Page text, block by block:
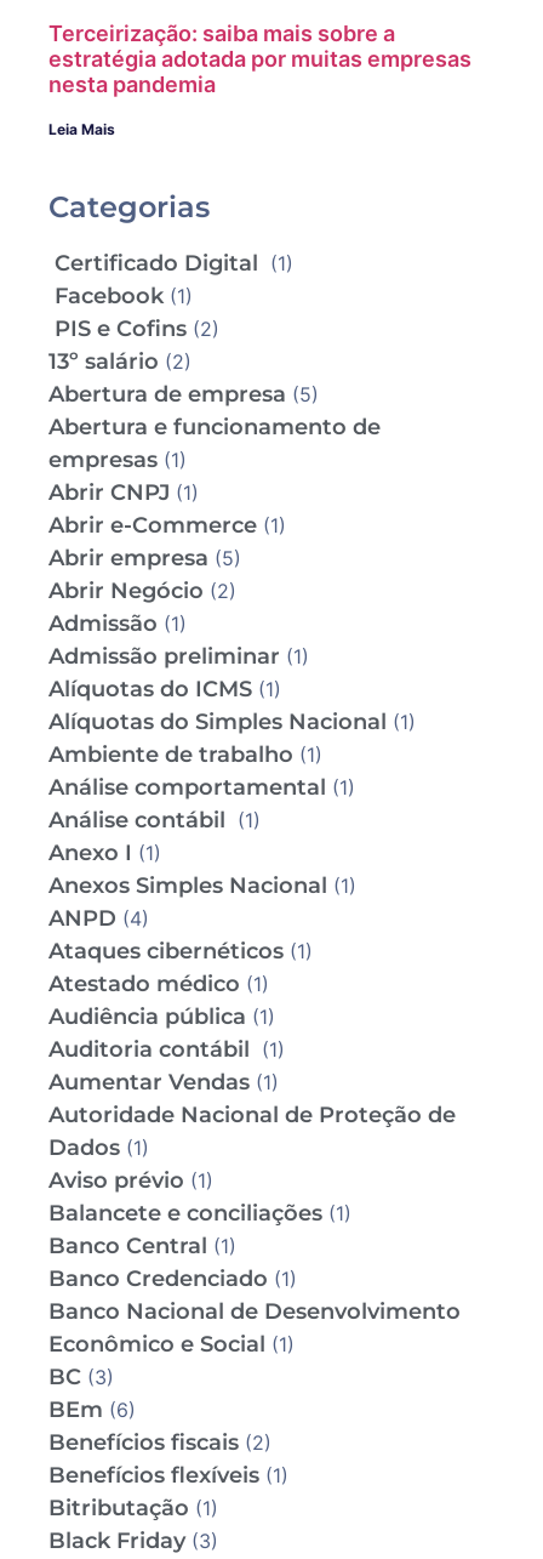
Terceirização: saiba mais sobre a
estratégia adotada por muitas empresas
nesta pandemia
Leia Mais
Categorias
Certificado Digital (1)
Facebook(1)
PIS e Cofins (2)
13º salário (2)
Abertura de empresa (5)
Abertura e funcionamento de
empresas (1)
Abrir CNPJ (1)
Abrir e-Commerce (1)
Abrir empresa (5)
Abrir Negócio (2)
Admissão (1)
Admissão preliminar (1)
Alíquotas do ICMS (1)
Alíquotas do Simples Nacional (1)
Ambiente de trabalho (1)
Análise comportamental (1)
Análise contábil (1)
Anexo I (1)
Anexos Simples Nacional (1)
ANPD (4)
Ataques cibernéticos (1)
Atestado médico (1)
Audiência pública (1)
Auditoria contábil (1)
Aumentar Vendas (1)
Autoridade Nacional de Proteção de
Dados (1)
Aviso prévio (1)
Balancete e conciliações (1)
Banco Central (1)
Banco Credenciado (1)
Banco Nacional de Desenvolvimento
Econômico e Social (1)
BC (3)
BEm (6)
Benefícios fiscais (2)
Benefícios flexíveis (1)
Bitributação (1)
Black Friday(3)